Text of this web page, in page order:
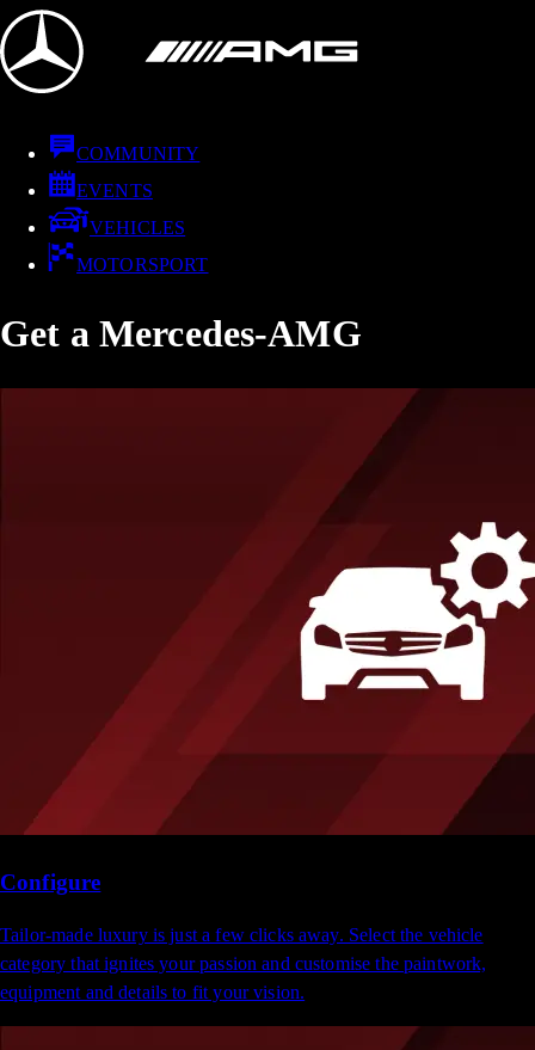
COMMUNITY
EVENTS
VEHICLES
MOTORSPORT
Get a Mercedes-AMG
Configure
Tailor-made luxury is just a few clicks away. Select the vehicle
category that ignites your passion and customise the paintwork,
equipment and details to fit your vision.